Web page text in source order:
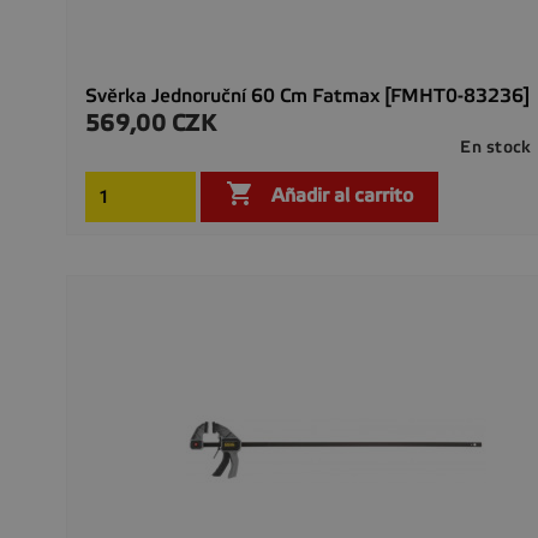
Svěrka Jednoruční 60 Cm Fatmax [FMHT0-83236]
Precio
569,00 CZK
En stock
 Añadir al carrito